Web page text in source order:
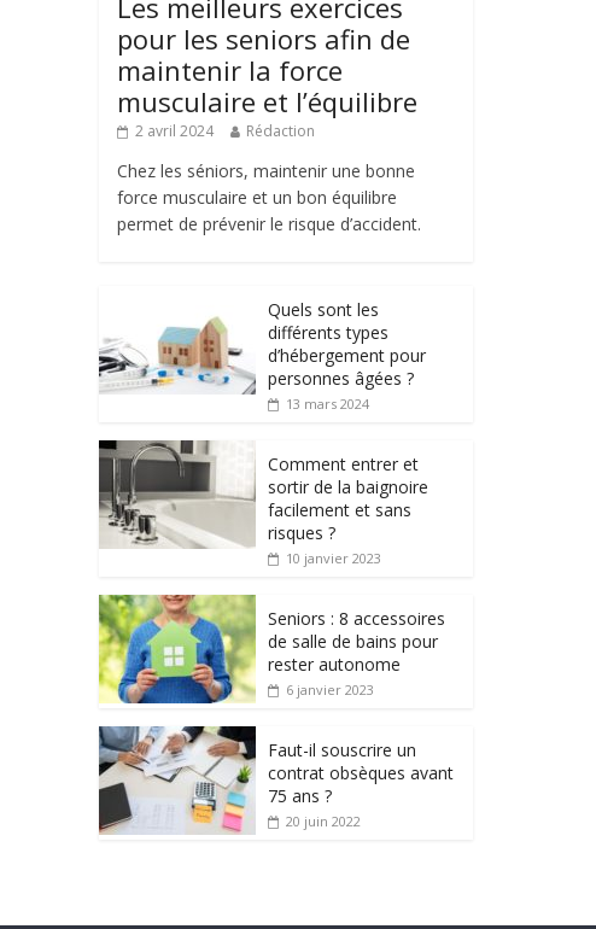
pour les seniors afin de
maintenir la force
musculaire et l’équilibre
2 avril 2024 Rédaction
Chez les séniors, maintenir une bonne
force musculaire et un bon équilibre
permet de prévenir le risque d’accident.
Quels sont les
différents types
d’hébergement pour
personnes âgées ?
13 mars 2024
Comment entrer et
sortir de la baignoire
facilement et sans
risques ?
10 janvier 2023
Seniors : 8 accessoires
de salle de bains pour
rester autonome
6 janvier 2023
Faut-il souscrire un
contrat obsèques avant
75 ans ?
20 juin 2022